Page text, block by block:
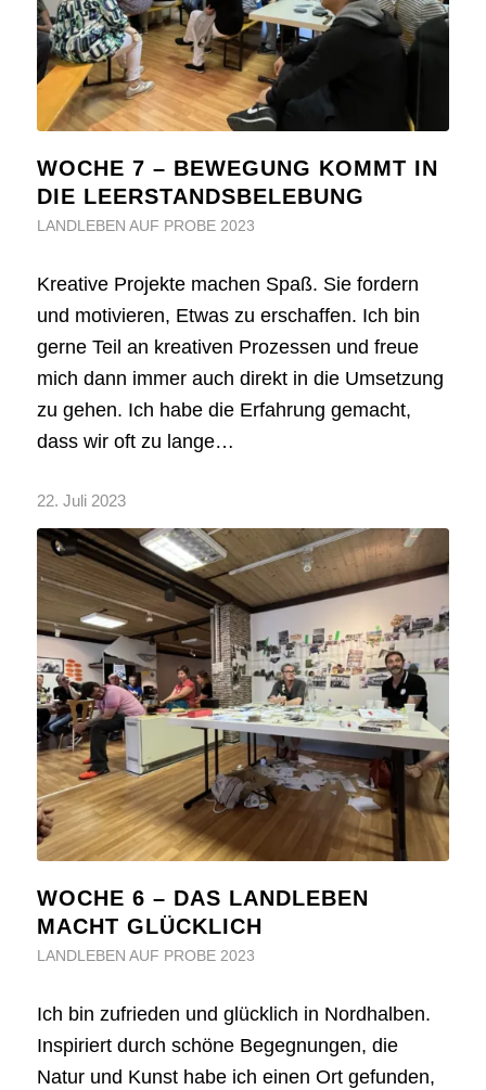
WOCHE 7 – BEWEGUNG KOMMT IN
DIE LEERSTANDSBELEBUNG
LANDLEBEN AUF PROBE 2023
Kreative Projekte machen Spaß. Sie fordern
und motivieren, Etwas zu erschaffen. Ich bin
gerne Teil an kreativen Prozessen und freue
mich dann immer auch direkt in die Umsetzung
zu gehen. Ich habe die Erfahrung gemacht,
dass wir oft zu lange…
22. Juli 2023
WOCHE 6 – DAS LANDLEBEN
MACHT GLÜCKLICH
LANDLEBEN AUF PROBE 2023
Ich bin zufrieden und glücklich in Nordhalben.
Inspiriert durch schöne Begegnungen, die
Natur und Kunst habe ich einen Ort gefunden,